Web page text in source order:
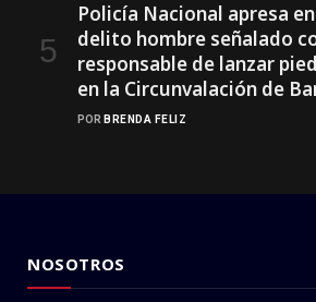
Policía Nacional apresa
delito hombre señalado
responsable de lanzar
en la Circunvalación de
POR BRENDA FELIZ
NOSOTROS